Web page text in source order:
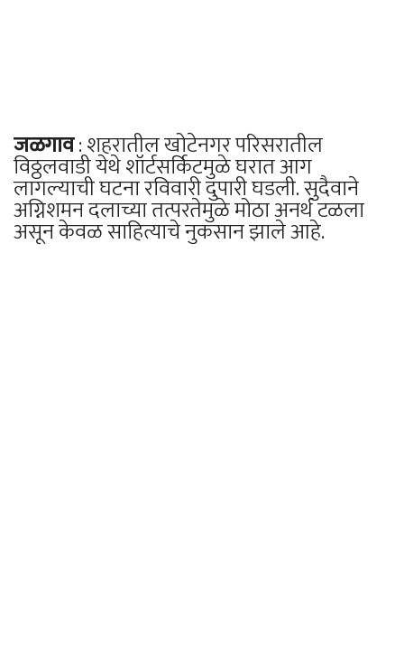
जळगाव: शहरातील खोटेनगर परिसरातील
विठ्ठलवाडी येथे शॉर्टसर्किटमुळे घरात आग
लागल्याची घटना रविवारी दुपारी घडली. सुदैवाने
अग्निशमन दलाच्या तत्परतेमुळे मोठा अनर्थ टळला
असून केवळ साहित्याचे नुकसान झाले आहे.